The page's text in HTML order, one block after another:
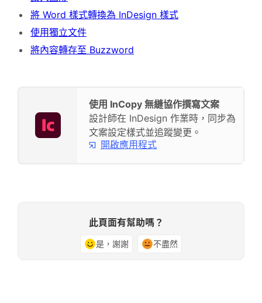
將 Word 樣式轉換為 InDesign 樣式
使用獨立文件
將內容轉存至 Buzzword
使用 InCopy 無縫協作撰寫文案
設計師在 InDesign 作業時，同步為
文案設定樣式並追蹤變更。
開啟應用程式
此頁面有幫助嗎？
是，謝謝 不盡然